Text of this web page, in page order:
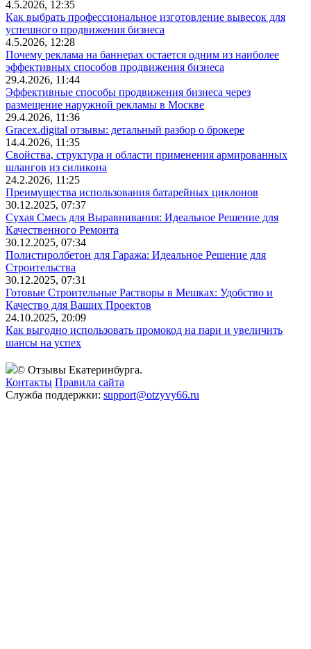
4.5.2026, 12:35
Как выбрать профессиональное изготовление вывесок для
успешного продвижения бизнеса
4.5.2026, 12:28
Почему реклама на баннерах остается одним из наиболее
эффективных способов продвижения бизнеса
29.4.2026, 11:44
Эффективные способы продвижения бизнеса через
размещение наружной рекламы в Москве
29.4.2026, 11:36
Gracex.digital отзывы: детальный разбор о брокере
14.4.2026, 11:35
Свойства, структура и области применения армированных
шлангов из силикона
24.2.2026, 11:25
Преимущества использования батарейных циклонов
30.12.2025, 07:37
Сухая Смесь для Выравнивания: Идеальное Решение для
Качественного Ремонта
30.12.2025, 07:34
Полистиролбетон для Гаража: Идеальное Решение для
Строительства
30.12.2025, 07:31
Готовые Строительные Растворы в Мешках: Удобство и
Качество для Ваших Проектов
24.10.2025, 20:09
Как выгодно использовать промокод на пари и увеличить
шансы на успех
© Отзывы Екатеринбурга.
Контакты Правила сайта
Служба поддержки: support@otzyvy66.ru